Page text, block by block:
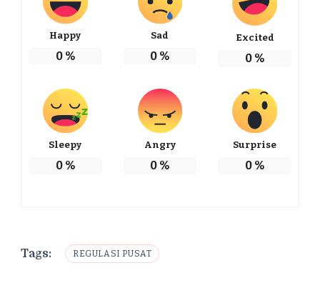
Happy
0%
Sad
0 %
Excited
0 %
Sleepy
0%
Angry
0 %
Surprise
0 %
Tags: REGULASI PUSAT